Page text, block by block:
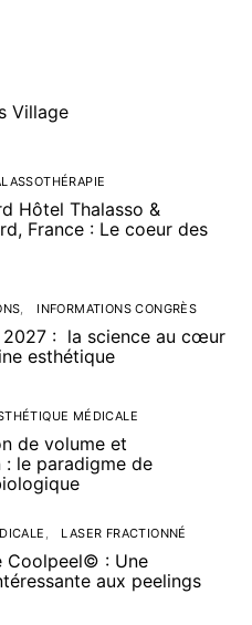
Village
Hôtel Thalasso &
France : Le coeur des
INFORMATIONS CONGRÈS
2027 : la science au cœur
esthétique
MÉDICALE
de volume et
: le paradigme de
LASER FRACTIONNÉ
Coolpeel© : Une
aux peelings